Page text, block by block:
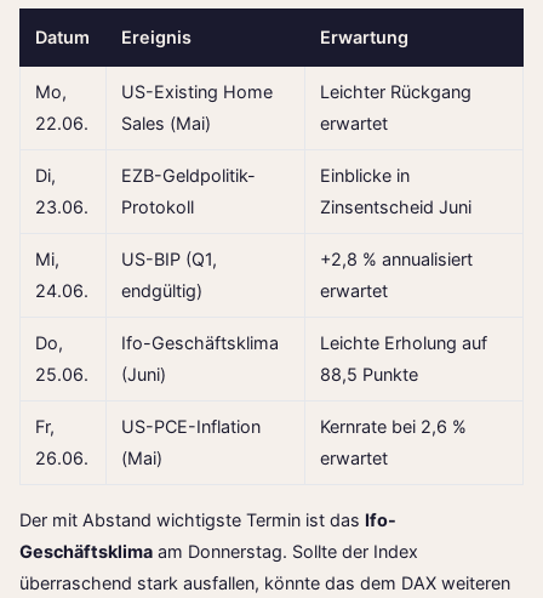
Datum Ereignis Erwartung
Mo,
22.06.
US-Existing Home
Sales (Mai)
Leichter Rückgang
erwartet
Di,
23.06.
EZB-Geldpolitik-
Protokoll
Einblicke in
Zinsentscheid Juni
Mi,
24.06.
US-BIP (Q1,
endgültig)
+2,8 % annualisiert
erwartet
Do,
25.06.
Ifo-Geschäftsklima
(Juni)
Leichte Erholung auf
88,5 Punkte
Fr,
26.06.
US-PCE-Inflation
(Mai)
Kernrate bei 2,6 %
erwartet
Der mit Abstand wichtigste Termin ist das Ifo-
Geschäftsklima am Donnerstag. Sollte der Index
überraschend stark ausfallen, könnte das dem DAX weiteren